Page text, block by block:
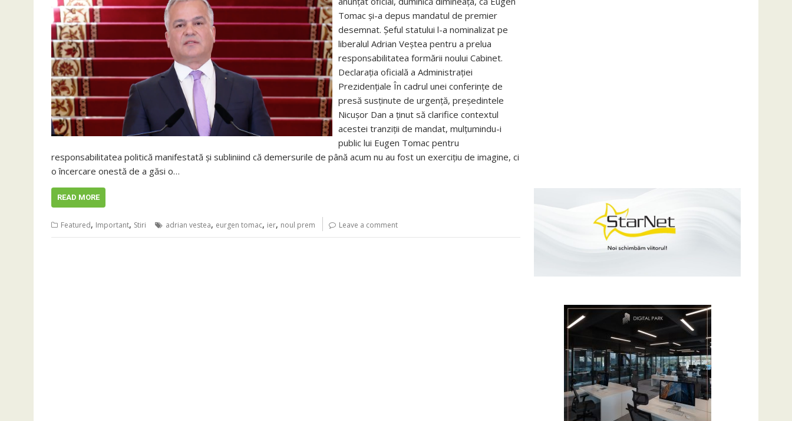
Tomac și-a depus mandatul de premier
desemnat. Șeful statului l-a nominalizat pe
liberalul Adrian Veștea pentru a prelua
responsabilitatea formării noului Cabinet.
Declarația oficială a Administrației
Prezidențiale În cadrul unei conferințe de
presă susținute de urgență, președintele
Nicușor Dan a ținut să clarifice contextul
acestei tranziții de mandat, mulțumindu-i
public lui Eugen Tomac pentru
responsabilitatea politică manifestată și subliniind că demersurile de până acum nu au fost un exercițiu de imagine, ci
o încercare onestă de a găsi o…
READ MORE
Featured, Important, Stiri adrian vestea, eurgen tomac, ier, noul prem Leave a comment